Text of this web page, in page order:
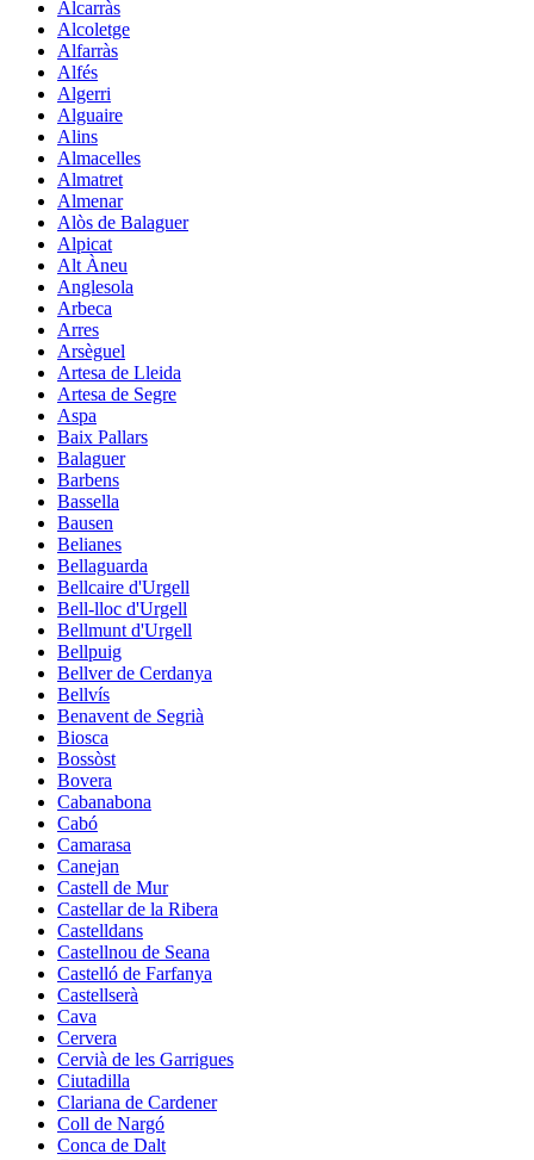
Alcarràs
Alcoletge
Alfarràs
Alfés
Algerri
Alguaire
Alins
Almacelles
Almatret
Almenar
Alòs de Balaguer
Alpicat
Alt Àneu
Anglesola
Arbeca
Arres
Arsèguel
Artesa de Lleida
Artesa de Segre
Aspa
Baix Pallars
Balaguer
Barbens
Bassella
Bausen
Belianes
Bellaguarda
Bellcaire d'Urgell
Bell-lloc d'Urgell
Bellmunt d'Urgell
Bellpuig
Bellver de Cerdanya
Bellvís
Benavent de Segrià
Biosca
Bossòst
Bovera
Cabanabona
Cabó
Camarasa
Canejan
Castell de Mur
Castellar de la Ribera
Castelldans
Castellnou de Seana
Castelló de Farfanya
Castellserà
Cava
Cervera
Cervià de les Garrigues
Ciutadilla
Clariana de Cardener
Coll de Nargó
Conca de Dalt